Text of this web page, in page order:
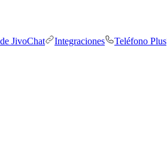
JivoChat Integraciones Teléfono Plus